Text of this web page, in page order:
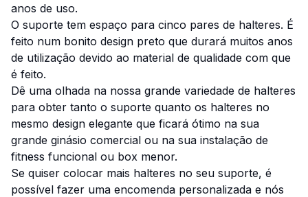
anos de uso.
O suporte tem espaço para cinco pares de halteres. É
feito num bonito design preto que durará muitos anos
de utilização devido ao material de qualidade com que
é feito.
Dê uma olhada na nossa grande variedade de halteres
para obter tanto o suporte quanto os halteres no
mesmo design elegante que ficará ótimo na sua
grande ginásio comercial ou na sua instalação de
fitness funcional ou box menor.
Se quiser colocar mais halteres no seu suporte, é
possível fazer uma encomenda personalizada e nós